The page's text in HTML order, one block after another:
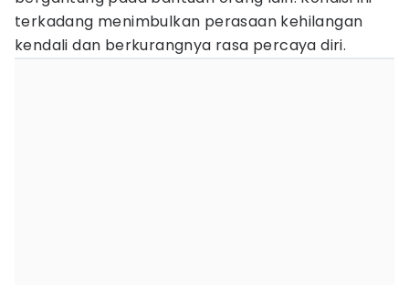
terkadang menimbulkan perasaan kehilangan
kendali dan berkurangnya rasa percaya diri.